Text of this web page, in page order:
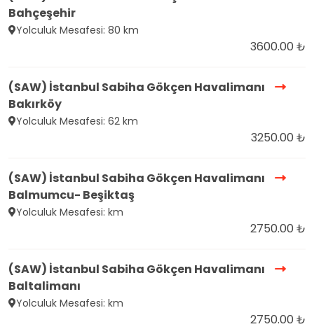
Bahçeşehir
Yolculuk Mesafesi: 80 km
3600.00 ₺
(SAW) İstanbul Sabiha Gökçen Havalimanı
Bakırköy
Yolculuk Mesafesi: 62 km
3250.00 ₺
(SAW) İstanbul Sabiha Gökçen Havalimanı
Balmumcu- Beşiktaş
Yolculuk Mesafesi: km
2750.00 ₺
(SAW) İstanbul Sabiha Gökçen Havalimanı
Baltalimanı
Yolculuk Mesafesi: km
2750.00 ₺